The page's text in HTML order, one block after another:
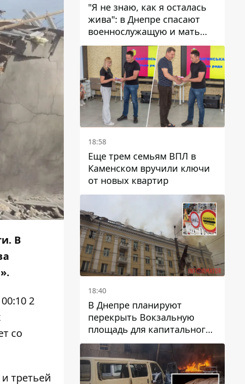
В
.
2
со
третьей
"Я не знаю, как я осталась
жива": в Днепре спасают
военнослужащую и мать
четверых детей, которую
ранил КАБ
18:58
Еще трем семьям ВПЛ в
Каменском вручили ключи
от новых квартир
18:40
В Днепре планируют
перекрыть Вокзальную
площадь для капитального
ремонта дома, в который
попала вражеская ракета:
какие сроки